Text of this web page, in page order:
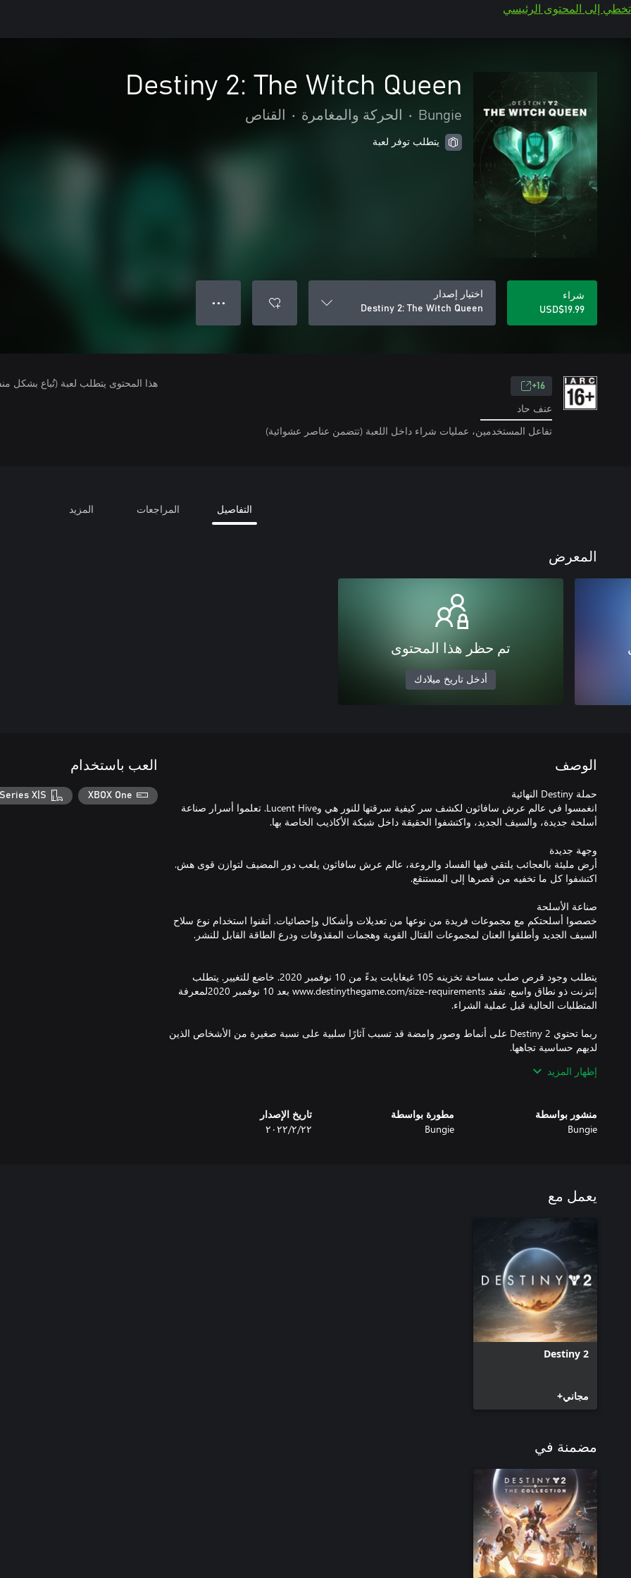
تخطي إلى المحتوى الرئيسي
Destiny 2: The Witch Queen
Bungie
• الحركة والمغامرة • القناص
يتطلب توفر لعبة
شراء
USD$19.99
اختيار إصدار
Destiny 2: The Witch Queen
● ● ●
16+
عنف حاد
تفاعل المستخدمين، عمليات شراء داخل اللعبة (تتضمن عناصر عشوائية)
هذا المحتوى يتطلب لعبة (تُباع بشكل
التفاصيل المراجعات المزيد
المعرض
تم حظر هذا المحتوى
أدخل تاريخ ميلادك
الوصف
انغمسوا في عالم عرش سافاثون لكشف سر كيفية سرقتها للنور هي وLucent Hive. تعلموا أسرار صناعة
أرض مليئة بالعجائب يلتقي فيها الفساد والروعة، عالم عرش سافاثون يلعب دور المضيف لتوازن قوى هش.
خصصوا أسلحتكم مع مجموعات فريدة من نوعها من تعديلات وأشكال وإحصائيات. أتقنوا استخدام نوع سلاح
يتطلب وجود قرص صلب مساحة تخزينه 105 غيغابايت بدءً من 10 نوفمبر 2020. خاضع للتغيير. يتطلب
إنترنت ذو نطاق واسع. تفقد www.destinythegame.com/size-requirements بعد 10 نوفمبر 2020لمعرفة
ربما تحتوي Destiny 2 على أنماط وصور وامضة قد تسبب آثارًا سلبية على نسبة صغيرة من الأشخاص الذين
إظهار المزيد
منشور بواسطة
Bungie
مطورة بواسطة
Bungie
تاريخ الإصدار
٢٢‏/٢‏/٢٠٢٢
العب باستخدام
XBOX One
X|S
يعمل مع
Destiny 2
مجاني+
مضمنة في